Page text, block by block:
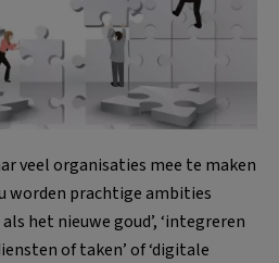
veel organisaties mee te maken
worden prachtige ambities
het nieuwe goud’, ‘integreren
of taken’ of ‘digitale